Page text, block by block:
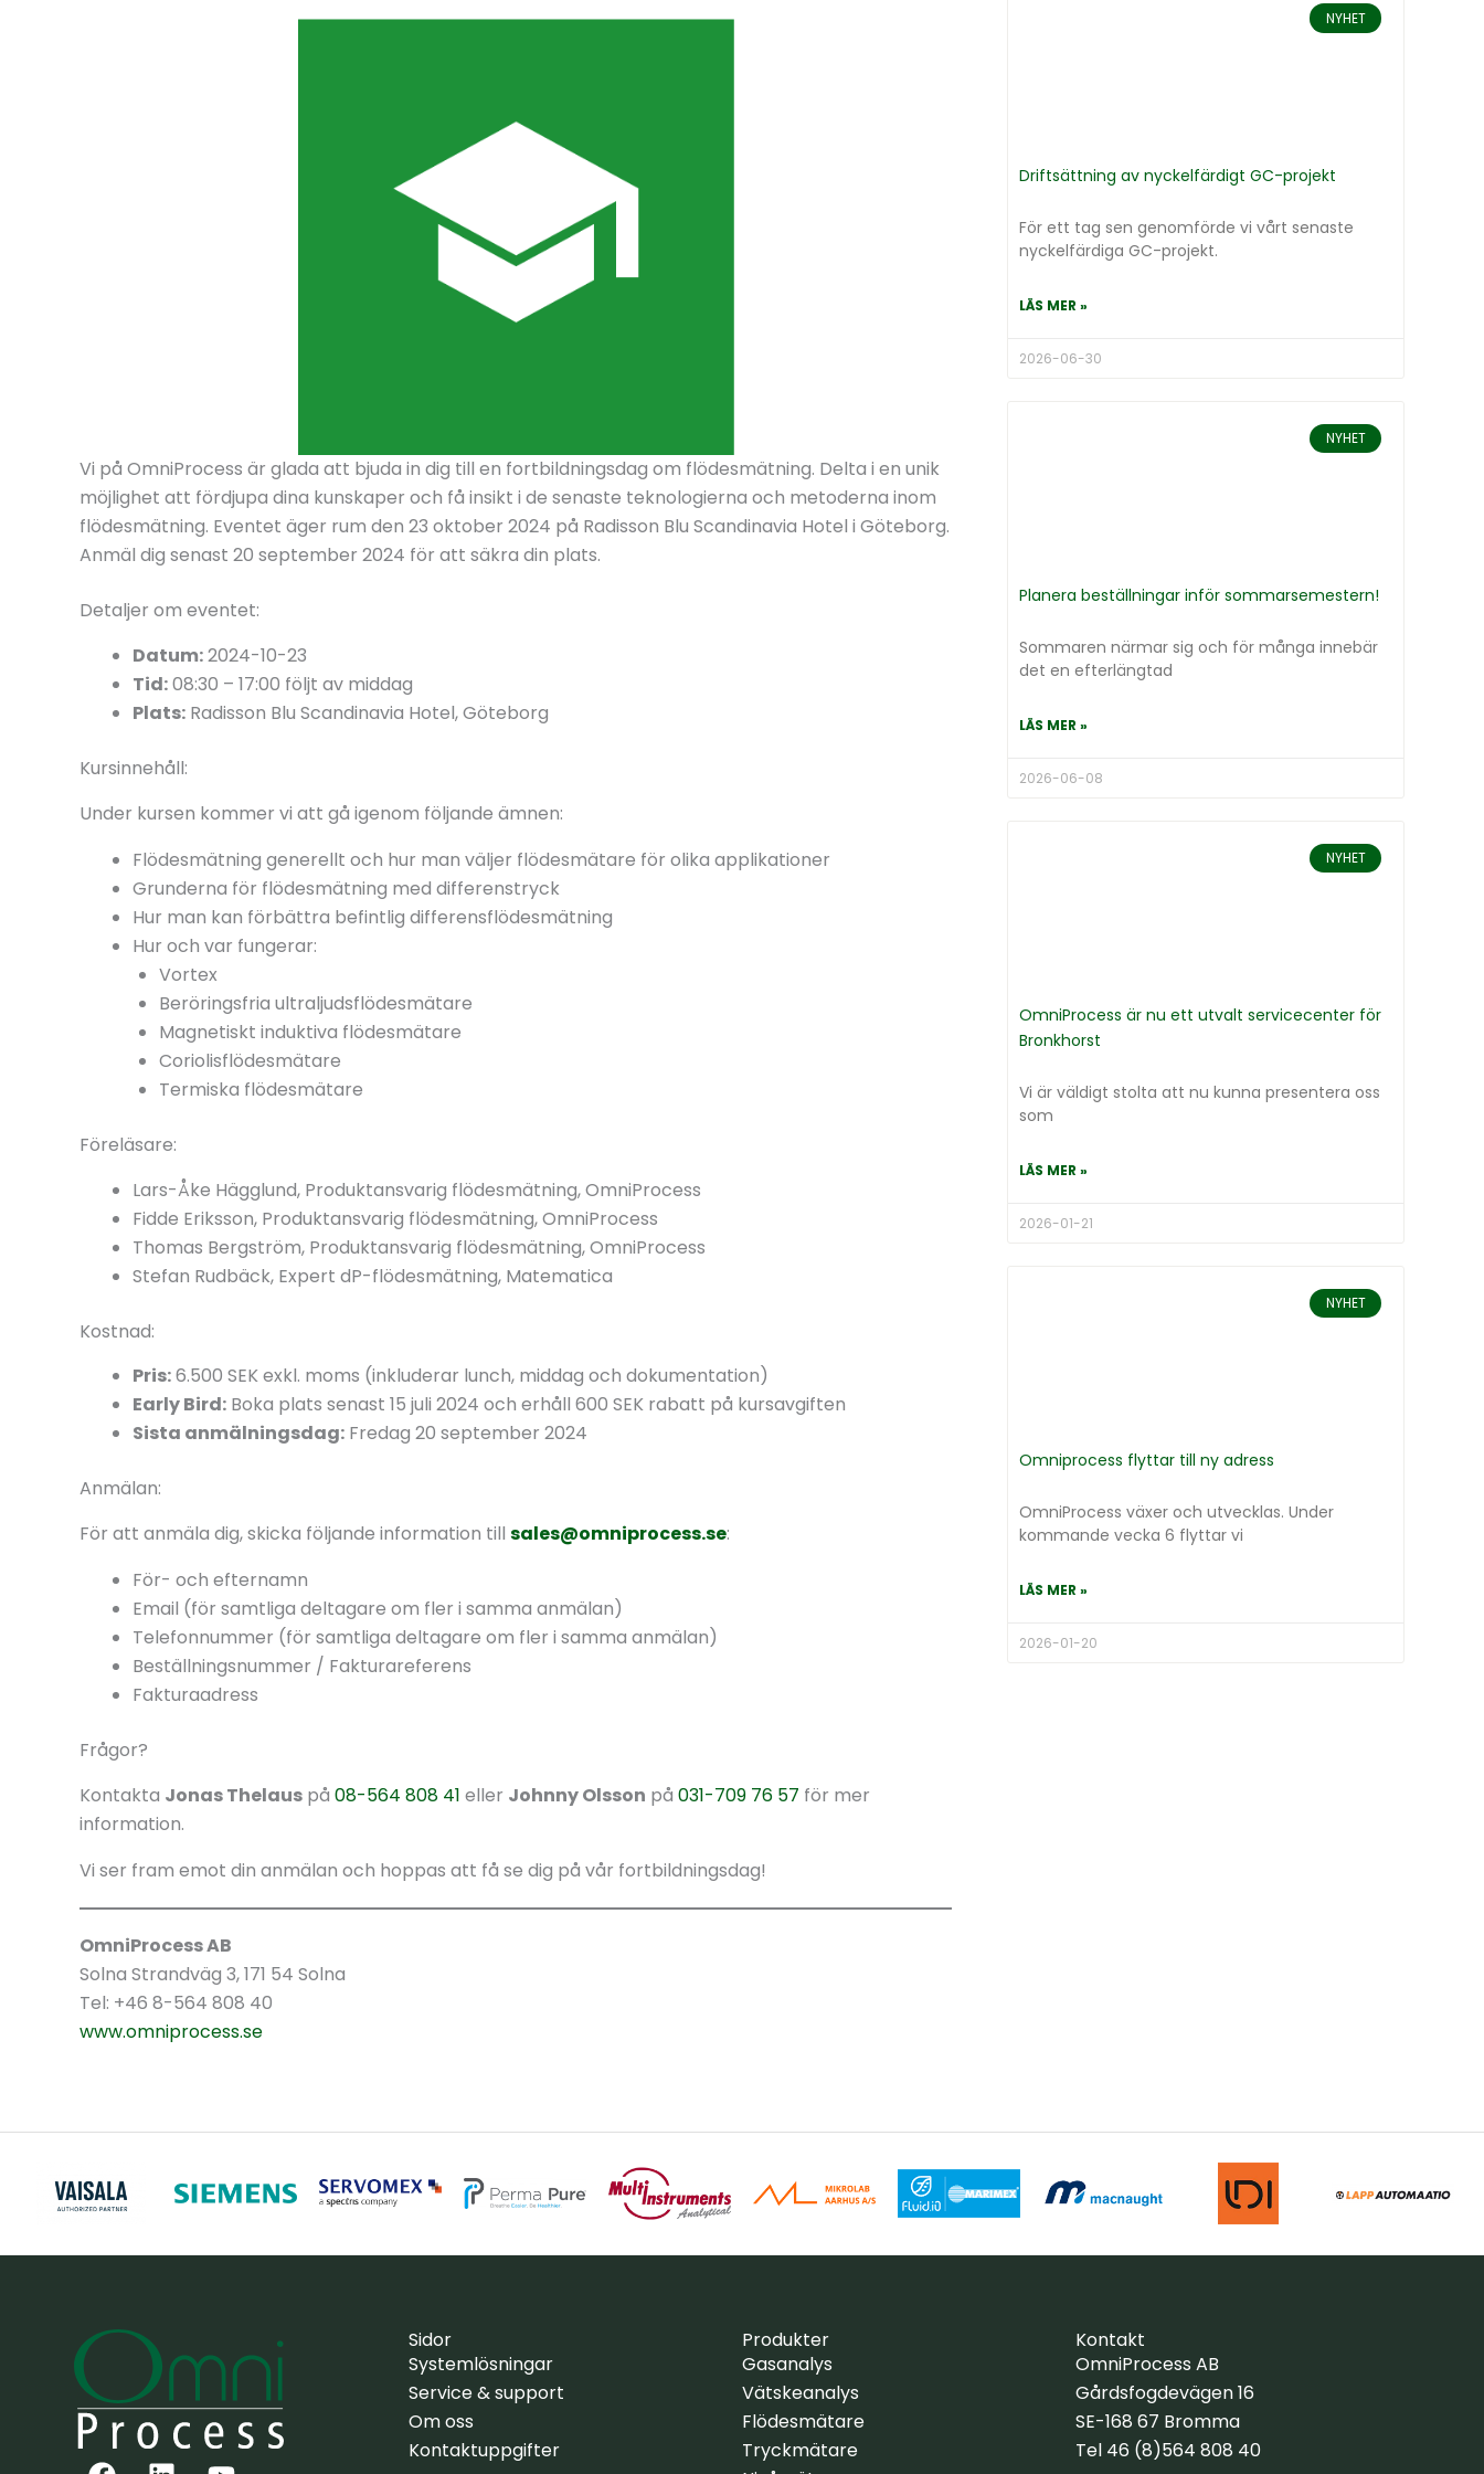
Vi på OmniProcess är glada att bjuda in dig till en fortbildningsdag om flödesmätning. Delta i en unik
möjlighet att fördjupa dina kunskaper och få insikt i de senaste teknologierna och metoderna inom
flödesmätning. Eventet äger rum den 23 oktober 2024 på Radisson Blu Scandinavia Hotel i Göteborg.
Anmäl dig senast 20 september 2024 för att säkra din plats.
Detaljer om eventet:
Datum:2024-10-23
Tid:08:30 – 17:00 följt av middag
Plats: Radisson Blu Scandinavia Hotel, Göteborg
Kursinnehåll:
Under kursen kommer vi att gå igenom följande ämnen:
Flödesmätning generellt och hur man väljer flödesmätare för olika applikationer
Grunderna för flödesmätning med differenstryck
Hur man kan förbättra befintlig differensflödesmätning
Hur och var fungerar:
Vortex
Beröringsfria ultraljudsflödesmätare
Magnetiskt induktiva flödesmätare
Coriolisflödesmätare
Termiska flödesmätare
Föreläsare:
Lars-Åke Hägglund, Produktansvarig flödesmätning, OmniProcess
Fidde Eriksson, Produktansvarig flödesmätning, OmniProcess
Thomas Bergström, Produktansvarig flödesmätning, OmniProcess
Stefan Rudbäck, Expert dP-flödesmätning, Matematica
Kostnad:
Pris:6.500 SEK exkl. moms (inkluderar lunch, middag och dokumentation)
Early Bird: Boka plats senast 15 juli 2024 och erhåll 600 SEK rabatt på kursavgiften
Sista anmälningsdag: Fredag 20 september 2024
Anmälan:
För att anmäla dig, skicka följande information till sales@omniprocess.se:
För- och efternamn
Email (för samtliga deltagare om fler i samma anmälan)
Telefonnummer (för samtliga deltagare om fler i samma anmälan)
Beställningsnummer / Fakturareferens
Fakturaadress
Frågor?
Kontakta Jonas Thelaus på 08-564 808 41 eller Johnny Olsson på 031-709 76 57 för mer
information.
Vi ser fram emot din anmälan och hoppas att få se dig på vår fortbildningsdag!
OmniProcess AB
Solna Strandväg 3, 171 54 Solna
Tel: +46 8-564 808 40
www.omniprocess.se
NYHET
Driftsättning av nyckelfärdigt GC-projekt
För ett tag sen genomförde vi vårt senaste
nyckelfärdiga GC-projekt.
LÄS MER »
2026-06-30
NYHET
Planera beställningar inför sommarsemestern!
Sommaren närmar sig och för många innebär
det en efterlängtad
LÄS MER »
2026-06-08
NYHET
OmniProcess är nu ett utvalt servicecenter för
Bronkhorst
Vi är väldigt stolta att nu kunna presentera oss
som
LÄS MER »
2026-01-21
NYHET
Omniprocess flyttar till ny adress
OmniProcess växer och utvecklas. Under
kommande vecka 6 flyttar vi
LÄS MER »
2026-01-20
F L Y
Sidor
Systemlösningar
Service & support
Om oss
Kontaktuppgifter
Produkter
Gasanalys
Vätskeanalys
Flödesmätare
Tryckmätare
Kontakt
OmniProcess AB
Gårdsfogdevägen 16
SE-168 67 Bromma
Tel 46 (8)564 808 40